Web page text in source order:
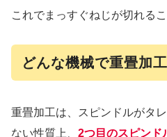
これでまっすぐねじが切れる
どんな機械で重畳加
重畳加工は、スピンドルがタ
ない性質上、 2つ目のスピンド